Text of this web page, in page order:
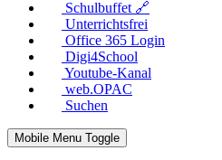
Schulbuffet 🔗
Unterrichtsfrei
Office 365 Login
Digi4School
Youtube-Kanal
web.OPAC
Suchen
Mobile Menu Toggle